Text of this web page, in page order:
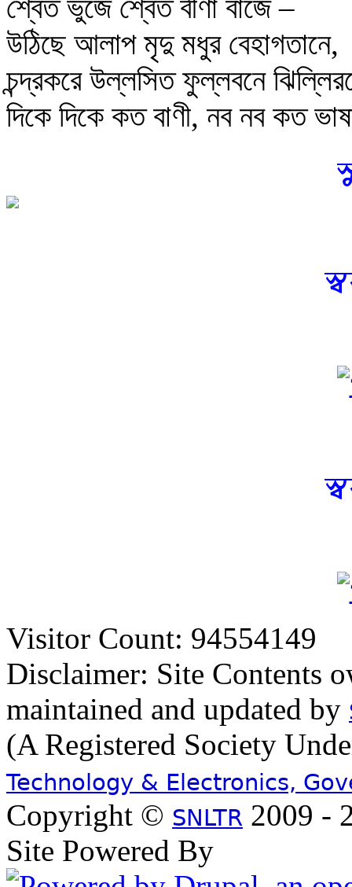
শ্বেত ভুজে শ্বেত বীণা বাজে –
উঠিছে আলাপ মৃদু মধুর বেহাগতানে,
চন্দ্রকরে উল্লসিত ফুল্লবনে
দিকে দিকে কত বাণী, নব নব কত
Visitor Count: 94554149
Disclaimer: Site Contents
maintained and updated by
(A Registered Society
Technology & Electronics,
Copyright © SNLTR 2009 -
Site Powered By